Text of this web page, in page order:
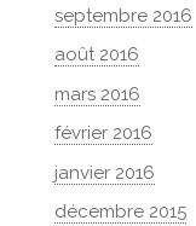
septembre 2016
août 2016
mars 2016
février 2016
janvier 2016
décembre 2015